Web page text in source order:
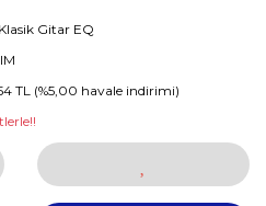
Gitar EQ
TL (%5,00 havale indirimi)